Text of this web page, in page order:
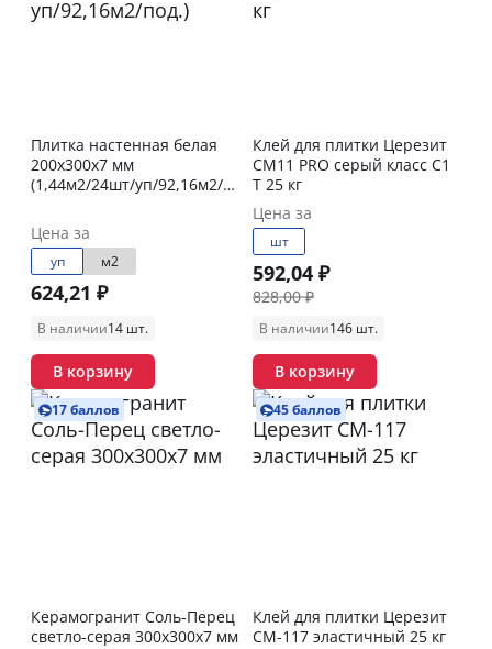
Плитка настенная белая
200х300х7 мм
(1,44м2/24шт/уп/92,16м2/
Цена за
уп м2
624,21 ₽
В наличии14 шт.
В корзину
Клей для плитки Церезит
СМ11 PRO серый класс C1
T 25 кг
Цена за
шт
592,04 ₽
828,00 ₽
В наличии146 шт.
В корзину
17 баллов
Керамогранит Соль-Перец
светло-серая 300х300х7 мм
45 баллов
Клей для плитки Церезит
СМ-117 эластичный 25 кг